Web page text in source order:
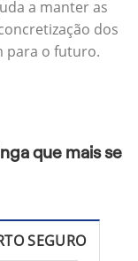
a manter as
dos
para o futuro.
que mais se
SEGURO